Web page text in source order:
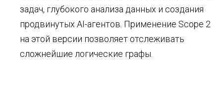
задач, глубокого анализа данных и создания
продвинутых AI-агентов. Применение Scope 2
на этой версии позволяет отслеживать
сложнейшие логические графы.